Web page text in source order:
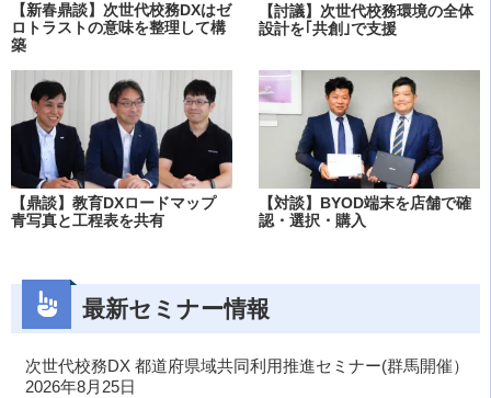
【新春鼎談】次世代校務DXはゼ
ロトラストの意味を整理して構
築
【討議】次世代校務環境の全体
設計を｢共創｣で支援
【鼎談】教育DXロードマップ
青写真と工程表を共有
【対談】BYOD端末を店舗で確
認・選択・購入
最新セミナー情報
次世代校務DX 都道府県域共同利用推進セミナー(群馬開催）
2026年8月25日